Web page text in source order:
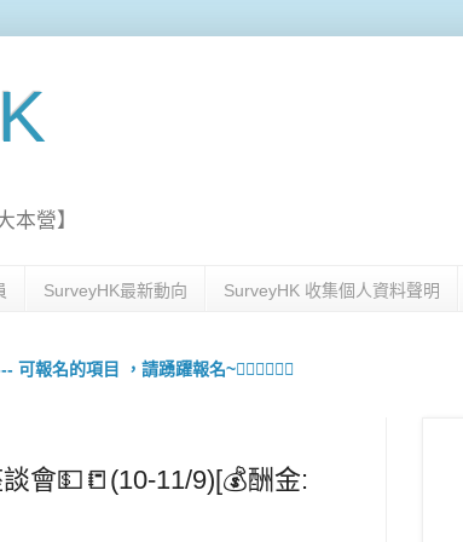
本營】
SurveyHK最新動向 SurveyHK 收集個人資料聲明
報名的項目 ，請踴躍報名~🙋🏻‍♀️💇🏻‍♀️
會💵📒(10-11/9)[💰酬金: